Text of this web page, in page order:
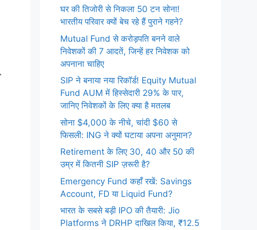
घर की तिजोरी से निकला 50 टन सोना!
भारतीय परिवार क्यों बेच रहे हैं पुराने गहने?
Mutual Fund से करोड़पति बनने वाले
निवेशकों की 7 आदतें, जिन्हें हर निवेशक को
अपनाना चाहिए
SIP ने बनाया नया रिकॉर्ड! Equity Mutual
Fund AUM में हिस्सेदारी 29% के पार,
जानिए निवेशकों के लिए क्या है मतलब
सोना $4,000 के नीचे, चांदी $60 से
फिसली: ING ने क्यों घटाया अपना अनुमान?
Retirement के लिए 30, 40 और 50 की
उम्र में कितनी SIP ज़रूरी है?
Emergency Fund कहाँ रखें: Savings
Account, FD या Liquid Fund?
भारत के सबसे बड़ी IPO की तैयारी: Jio
Platforms ने DRHP दाखिल किया, ₹12.5